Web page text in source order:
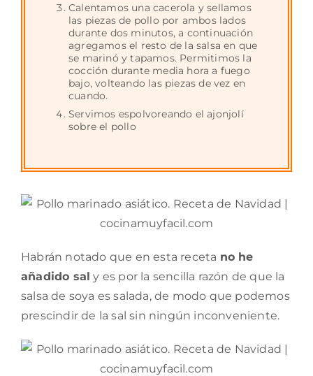
Calentamos una cacerola y sellamos
las piezas de pollo por ambos lados
durante dos minutos, a continuación
agregamos el resto de la salsa en que
se marinó y tapamos. Permitimos la
cocción durante media hora a fuego
bajo, volteando las piezas de vez en
cuando.
Servimos espolvoreando el ajonjolí
sobre el pollo
Habrán notado que en esta receta no he
añadido sal y es por la sencilla razón de que la
salsa de soya es salada, de modo que podemos
prescindir de la sal sin ningún inconveniente.